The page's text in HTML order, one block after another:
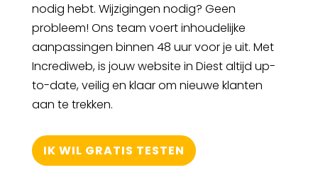
nodig hebt. Wijzigingen nodig? Geen
probleem! Ons team voert inhoudelijke
aanpassingen binnen 48 uur voor je uit. Met
Incrediweb, is jouw website in Diest altijd up-
to-date, veilig en klaar om nieuwe klanten
aan te trekken.
IK WIL GRATIS TESTEN